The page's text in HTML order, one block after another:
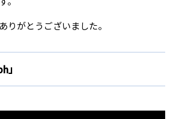
りがとうございました。
」